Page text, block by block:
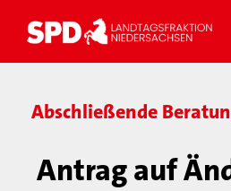
Abschließende
Antrag auf